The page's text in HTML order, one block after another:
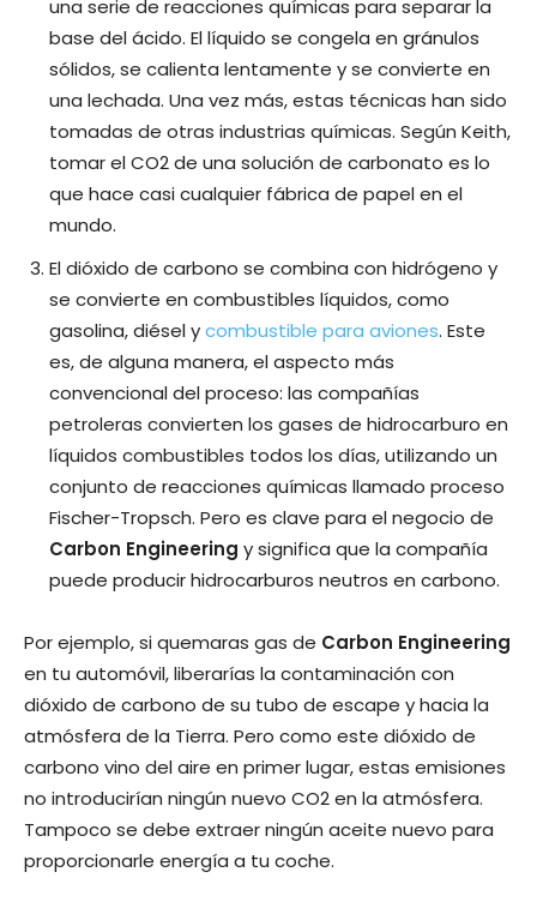
una serie de reacciones químicas para separar la
base del ácido. El líquido se congela en gránulos
sólidos, se calienta lentamente y se convierte en
una lechada. Una vez más, estas técnicas han sido
tomadas de otras industrias químicas. Según Keith,
tomar el CO2 de una solución de carbonato es lo
que hace casi cualquier fábrica de papel en el
mundo.
El dióxido de carbono se combina con hidrógeno y
se convierte en combustibles líquidos, como
gasolina, diésel ycombustible para aviones. Este
es, de alguna manera, el aspecto más
convencional del proceso: las compañías
petroleras convierten los gases de hidrocarburo en
líquidos combustibles todos los días, utilizando un
conjunto de reacciones químicas llamado proceso
Fischer-Tropsch. Pero es clave para el negocio de
Carbon Engineering y significa que la compañía
puede producir hidrocarburos neutros en carbono.
Por ejemplo, si quemaras gas de Carbon Engineering
en tu automóvil, liberarías la contaminación con
dióxido de carbono de su tubo de escape y hacia la
atmósfera de la Tierra. Pero como este dióxido de
carbono vino del aire en primer lugar, estas emisiones
no introducirían ningún nuevo CO2 en la atmósfera.
Tampoco se debe extraer ningún aceite nuevo para
proporcionarle energía a tu coche.